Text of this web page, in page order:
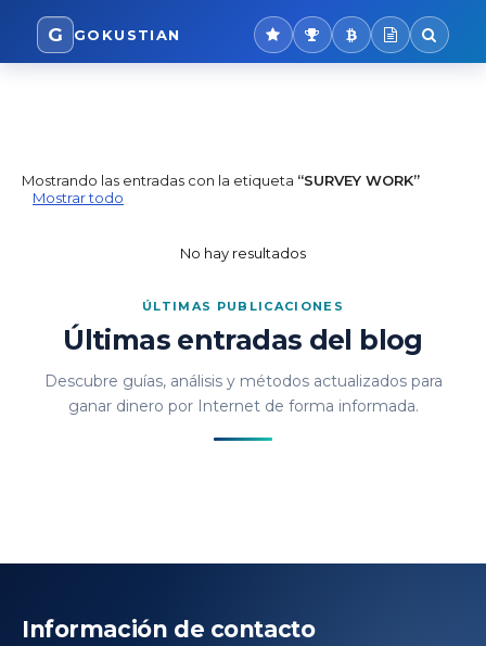
G GOKUSTIAN
Mostrando las entradas con la etiqueta
SURVEY WORK
Mostrar todo
No hay resultados
Últimas entradas del blog
Descubre guías, análisis y métodos actualizados para
ganar dinero por Internet de forma informada.
Información de contacto